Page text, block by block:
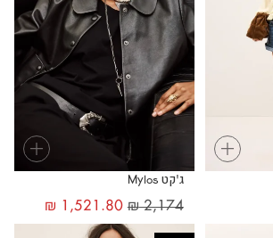
+
+
ג'קט Mylos
₪2,174
₪ 1,521.80